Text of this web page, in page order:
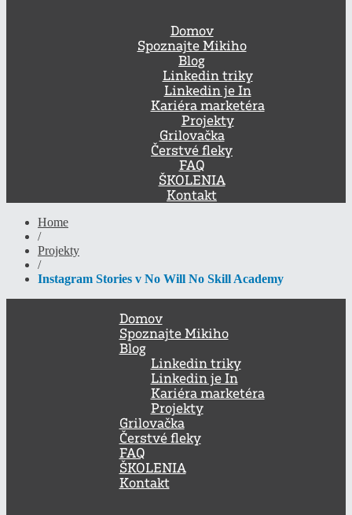
Domov
Spoznajte Mikiho
Blog
Linkedin triky
Linkedin je In
Kariéra marketéra
Projekty
Grilovačka
Čerstvé fleky
FAQ
ŠKOLENIA
Kontakt
Home
/
Projekty
/
Instagram Stories v No Will No Skill Academy
Domov
Spoznajte Mikiho
Blog
Linkedin triky
Linkedin je In
Kariéra marketéra
Projekty
Grilovačka
Čerstvé fleky
FAQ
ŠKOLENIA
Kontakt